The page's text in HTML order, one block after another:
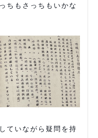
ちもさっちもいかな
ていながら疑問を持